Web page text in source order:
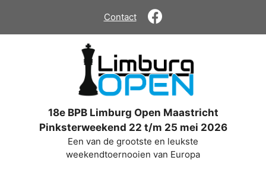
de
Contact
18e BPB Limburg Open Maastricht
Pinksterweekend 22 t/m 25 mei 2026
Een van de grootste en leukste
weekendtoernooien van Europa